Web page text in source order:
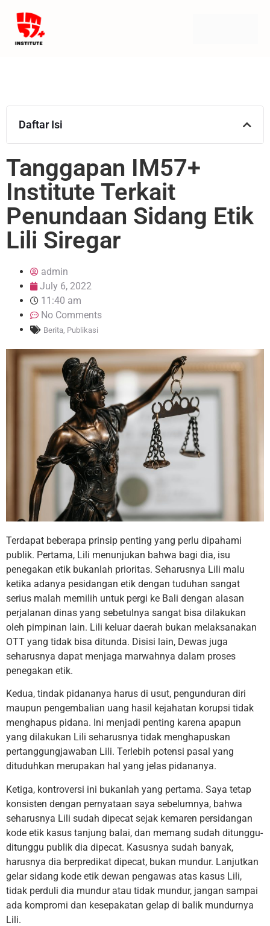
Daftar Isi
Tanggapan IM57+
Institute Terkait
Penundaan Sidang Etik
Lili Siregar
admin
July 6, 2022
11:40 am
No Comments
Berita, Publikasi
Terdapat beberapa prinsip penting yang perlu dipahami
publik. Pertama, Lili menunjukan bahwa bagi dia, isu
penegakan etik bukanlah prioritas. Seharusnya Lili malu
ketika adanya pesidangan etik dengan tuduhan sangat
serius malah memilih untuk pergi ke Bali dengan alasan
perjalanan dinas yang sebetulnya sangat bisa dilakukan
oleh pimpinan lain. Lili keluar daerah bukan melaksanakan
OTT yang tidak bisa ditunda. Disisi lain, Dewas juga
seharusnya dapat menjaga marwahnya dalam proses
penegakan etik.
Kedua, tindak pidananya harus di usut, pengunduran diri
maupun pengembalian uang hasil kejahatan korupsi tidak
menghapus pidana. Ini menjadi penting karena apapun
yang dilakukan Lili seharusnya tidak menghapuskan
pertanggungjawaban Lili. Terlebih potensi pasal yang
dituduhkan merupakan hal yang jelas pidananya.
Ketiga, kontroversi ini bukanlah yang pertama. Saya tetap
konsisten dengan pernyataan saya sebelumnya, bahwa
seharusnya Lili sudah dipecat sejak kemaren persidangan
kode etik kasus tanjung balai, dan memang sudah ditunggu-
ditunggu publik dia dipecat. Kasusnya sudah banyak,
harusnya dia berpredikat dipecat, bukan mundur. Lanjutkan
gelar sidang kode etik dewan pengawas atas kasus Lili,
tidak perduli dia mundur atau tidak mundur, jangan sampai
ada kompromi dan kesepakatan gelap di balik mundurnya
Lili.